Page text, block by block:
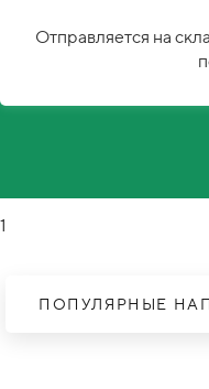
Отправляется на
1
ПОПУЛЯРНЫЕ